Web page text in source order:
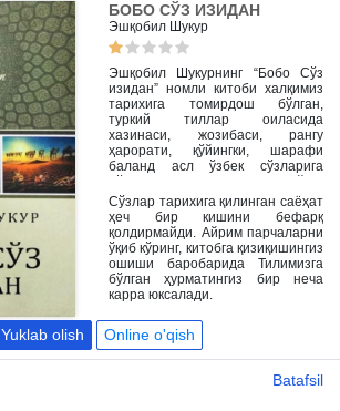
БОБО СЎЗ ИЗИДАН
Эшқобил Шукур
Эшқобил Шукурнинг “Бобо Сўз
изидан” номли китоби халқимиз
тарихига томирдош бўлган,
туркий тиллар оиласида
хазинаси, жозибаси, рангу
ҳарорати, қўйингки, шарафи
баланд асл ўзбек сўзларига
уни асраб қолишдек эзгу ният
самараси ўлароқ дунёга келган.
Сўзлар тарихига қилинган саёҳат
ҳеч бир кишини бефарқ
қолдирмайди. Айрим парчаларни
ўқиб кўринг, китобга қизиқишингиз
ошиши баробарида Тилимизга
бўлган ҳурматингиз бир неча
карра юксалади.
Yuklab olish Online o'qish
Batafsil